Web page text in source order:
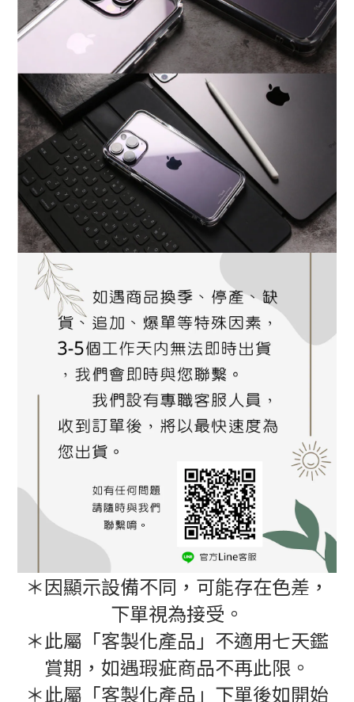
＊因顯示設備不同，可能存在色差，
下單視為接受。
＊此屬「客製化產品」不適用七天鑑
賞期，如遇瑕疵商品不再此限。
＊此屬「客製化產品」下單後如開始